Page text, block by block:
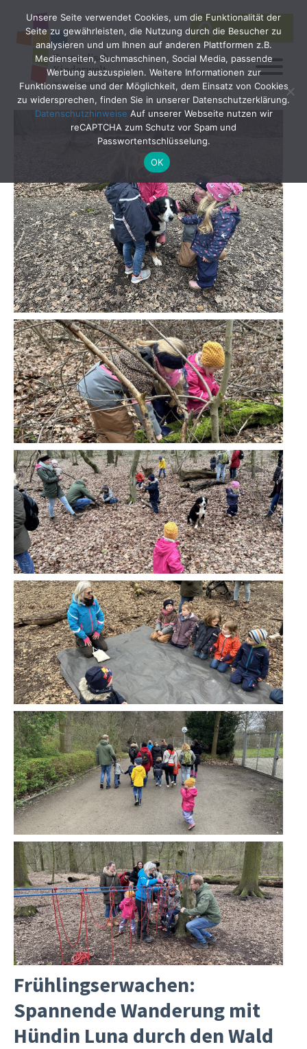
Search
for:
SEARCH
Frühlingserwachen:
Spannende Wanderung mit
Hündin Luna durch den Wald
Unsere Seite verwendet Cookies, um die Funktionalität der
Seite zu gewährleisten, die Nutzung durch die Besucher zu
analysieren und um Ihnen auf anderen Plattformen z.B.
Medienseiten, Suchmaschinen, Social Media, passende
Werbung auszuspielen. Weitere Informationen zur
Funktionsweise und der Möglichkeit, dem Einsatz von Cookies
zu widersprechen, finden Sie in unserer Datenschutzerklärung.
Datenschutzhinweise Auf unserer Webseite nutzen wir
reCAPTCHA zum Schutz vor Spam und
Passwortentschlüsselung.
OK